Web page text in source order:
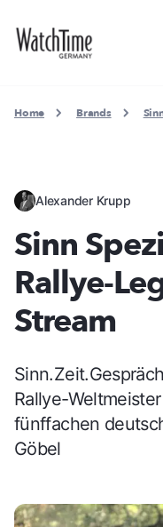
Home Brands
Alexander Krupp
Sinn
Rallye-
Stream
Rallye-
fünffachen
Göbel